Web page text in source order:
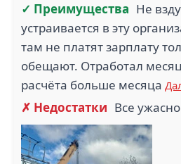
КОМФОРТ МЕБЕЛЬ
(1)
✓ Преимущества Не
устраивается в эту
там не платят зарплату
обещают. Отработал
расчёта больше месяца
✗ Недостатки Все